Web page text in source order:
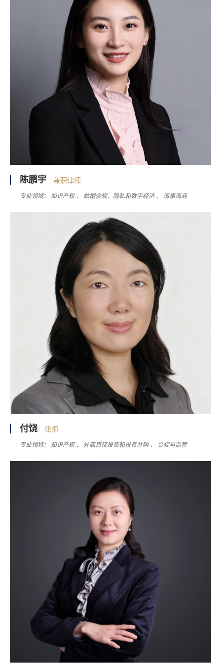
陈鹏宇 兼职律师
专业领域： 知识产权 数据合规、隐私和数字经济 海事海商
付饶 律师
专业领域： 知识产权 外商直接投资和投资并购 合规与监管